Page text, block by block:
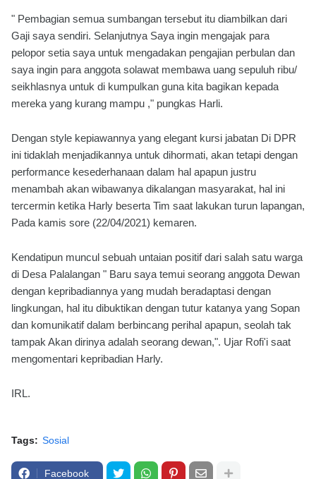
" Pembagian semua sumbangan tersebut itu diambilkan dari
Gaji saya sendiri. Selanjutnya Saya ingin mengajak para
pelopor setia saya untuk mengadakan pengajian perbulan dan
saya ingin para anggota solawat membawa uang sepuluh ribu/
seikhlasnya untuk di kumpulkan guna kita bagikan kepada
mereka yang kurang mampu ," pungkas Harli.
Dengan style kepiawannya yang elegant kursi jabatan Di DPR
ini tidaklah menjadikannya untuk dihormati, akan tetapi dengan
performance kesederhanaan dalam hal apapun justru
menambah akan wibawanya dikalangan masyarakat, hal ini
tercermin ketika Harly beserta Tim saat lakukan turun lapangan,
Pada kamis sore (22/04/2021) kemaren.
Kendatipun muncul sebuah untaian positif dari salah satu warga
di Desa Palalangan " Baru saya temui seorang anggota Dewan
dengan kepribadiannya yang mudah beradaptasi dengan
lingkungan, hal itu dibuktikan dengan tutur katanya yang Sopan
dan komunikatif dalam berbincang perihal apapun, seolah tak
tampak Akan dirinya adalah seorang dewan,". Ujar Rofi'i saat
mengomentari kepribadian Harly.
IRL.
Tags: Sosial
Facebook